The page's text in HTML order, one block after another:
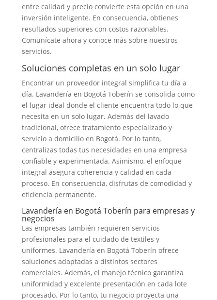
entre calidad y precio convierte esta opción en una
inversión inteligente. En consecuencia, obtienes
resultados superiores con costos razonables.
Comunícate ahora y conoce más sobre nuestros
servicios.
Soluciones completas en un solo lugar
Encontrar un proveedor integral simplifica tu día a
día. Lavandería en Bogotá Toberín se consolida como
el lugar ideal donde el cliente encuentra todo lo que
necesita en un solo lugar. Además del lavado
tradicional, ofrece tratamiento especializado y
servicio a domicilio en Bogotá. Por lo tanto,
centralizas todas tus necesidades en una empresa
confiable y experimentada. Asimismo, el enfoque
integral asegura coherencia y calidad en cada
proceso. En consecuencia, disfrutas de comodidad y
eficiencia permanente.
Lavandería en Bogotá Toberín para empresas y
negocios
Las empresas también requieren servicios
profesionales para el cuidado de textiles y
uniformes. Lavandería en Bogotá Toberín ofrece
soluciones adaptadas a distintos sectores
comerciales. Además, el manejo técnico garantiza
uniformidad y excelente presentación en cada lote
procesado. Por lo tanto, tu negocio proyecta una